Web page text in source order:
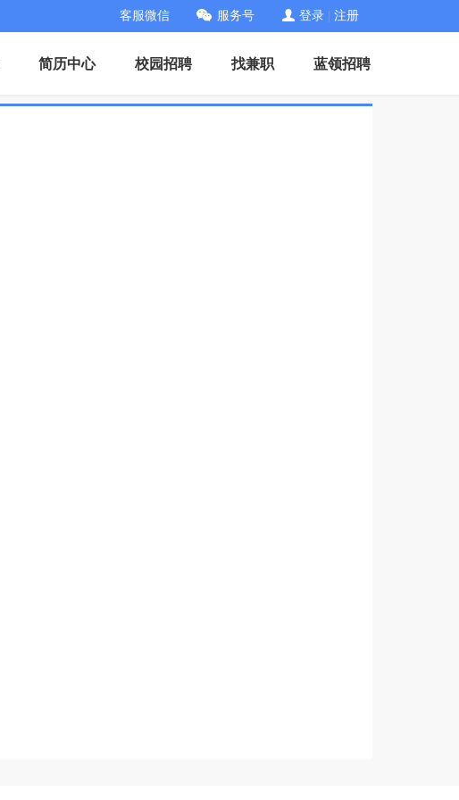
客服微信 服务号 登录 注册
简历中心 校园招聘 找兼职 蓝领招聘